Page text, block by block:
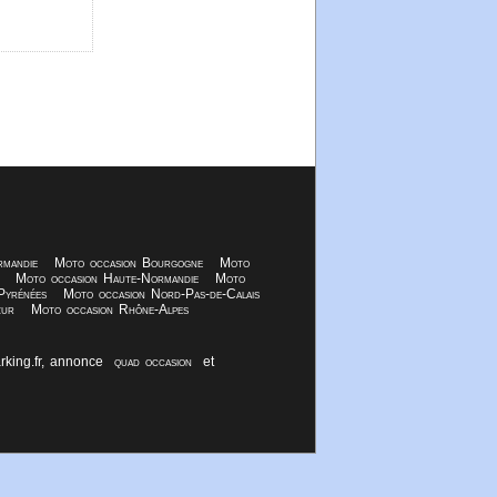
Moto occasion Bourgogne
Moto
Moto occasion Haute-Normandie
Moto
Moto occasion Nord-Pas-de-Calais
Moto occasion Rhône-Alpes
annonce quad occasion
et